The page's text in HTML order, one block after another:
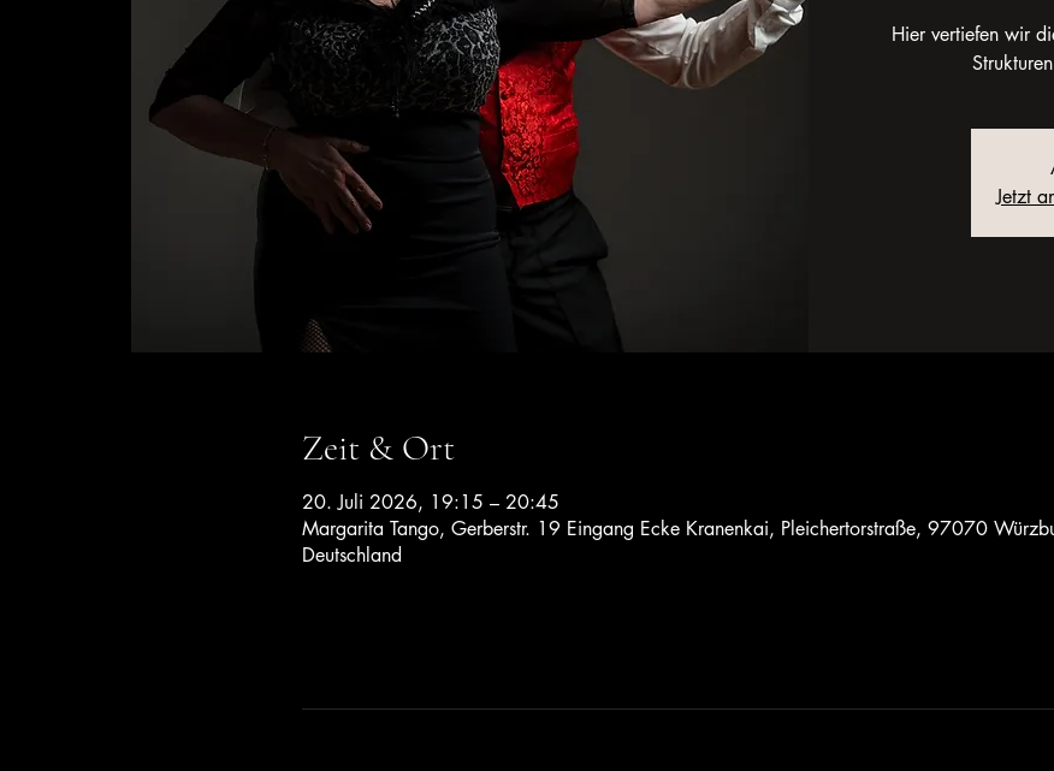
Hier vertiefen wir
Jetzt
Zeit & Ort
20. Juli 2026, 19:15 – 20:45
Margarita Tango, Gerberstr. 19 Eingang Ecke Kranenkai, Pleichertorstraße, 97070
Deutschland